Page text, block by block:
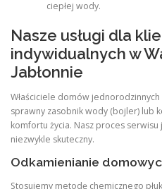
ciepłej wody.
Nasze usługi dla
indywidualnych w
Jabłonnie
Właściciele domów
sprawny zasobnik wody (bojler) lub
komfortu życia. Nasz proces
niezwykle skuteczny.
Odkamienianie
Stosujemy metodę chemicznego